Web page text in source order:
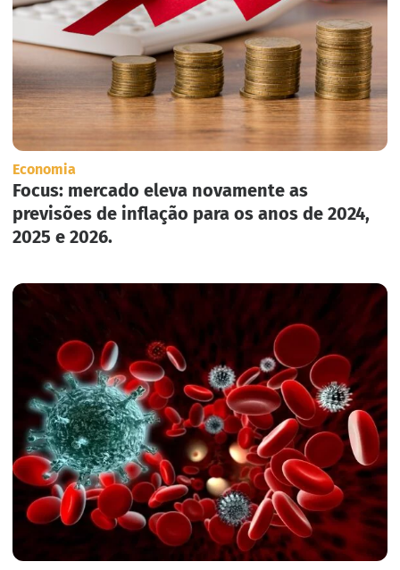
Economia
Focus: mercado eleva novamente as
previsões de inflação para os anos de 2024,
2025 e 2026.